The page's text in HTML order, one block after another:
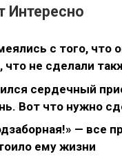
Интересно
с того, что
что не сделали
сердечный
Вот что нужно
— все
ему жизни